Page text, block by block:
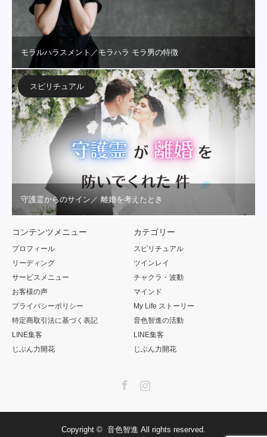
モラルハラスメント／モラハラ モラ男の特徴
スピリチュアル
守護霊からのサイン／ 離婚を考えたとき
コンテンツメニュー
プロフィール
リーディング
サービスメニュー
お客様の声
プライバシーポリシー
特定商取引法に基づく表記
LINE集客
じぶん力開花
カテゴリー
スピリチュアル
ツインレイ
チャクラ・波動
マインド
My Life ストーリー
音色智進の活動
LINE集客
じぶん力開花
Copyright © 音色智進 All rights reserved.